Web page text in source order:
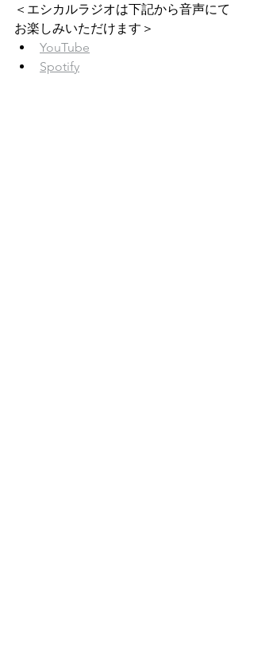
＜エシカルラジオは下記から音声にて
お楽しみいただけます＞
YouTube
Spotify